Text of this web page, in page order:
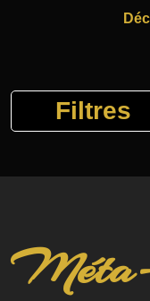
Filtres